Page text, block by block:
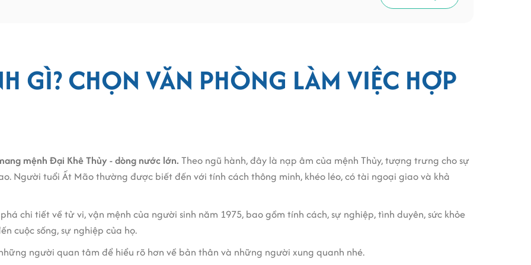
GÌ? CHỌN VĂN PHÒNG LÀM VIỆC HỢP
mệnh Đại Khê Thủy - dòng nước lớn. Theo ngũ hành, đây là nạp âm của mệnh Thủy, tượng trưng cho sự
Người tuổi Ất Mão thường được biết đến với tính cách thông minh, khéo léo, có tài ngoại giao và khả
chi tiết về tử vi, vận mệnh của người sinh năm 1975, bao gồm tính cách, sự nghiệp, tình duyên, sức khỏe
cuộc sống, sự nghiệp của họ.
người quan tâm để hiểu rõ hơn về bản thân và những người xung quanh nhé.